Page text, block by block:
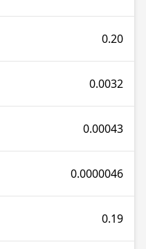
0.20
0.0032
0.00043
0.0000046
0.19